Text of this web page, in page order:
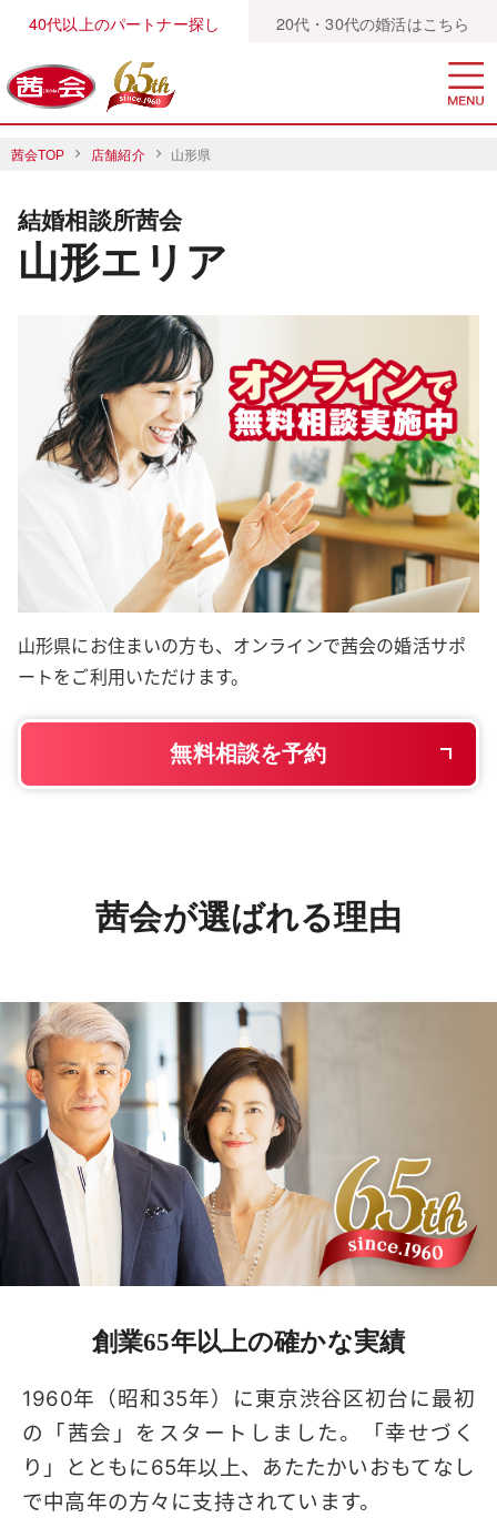
40代以上のパートナー探し 20代・30代の婚活はこちら
茜会TOP 店舗紹介 山形県
結婚相談所茜会
山形エリア
山形県にお住まいの方も、オンラインで茜会の婚活サポ
ートをご利用いただけます。
無料相談を予約
茜会が選ばれる理由
創業65年以上の確かな実績
1960年（昭和35年）に東京渋谷区初台に最初
の「茜会」をスタートしました。「幸せづく
り」とともに65年以上、あたたかいおもてなし
で中高年の方々に支持されています。